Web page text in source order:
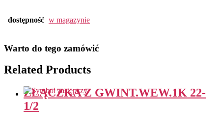
dostępność w magazynie
Warto do tego zamówić
Related Products
ZŁĄCZKA Z GWINT.WEW.1K 22-
1/2